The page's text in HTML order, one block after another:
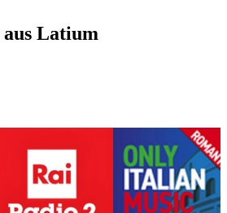
Latium